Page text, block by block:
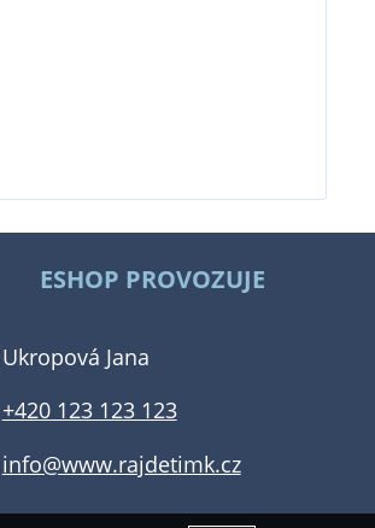
ESHOP PROVOZUJE
Ukropová Jana
+420 123 123 123
info@www.rajdetimk.cz